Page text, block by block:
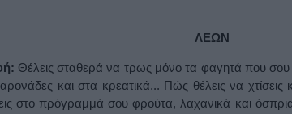
ΛΕΩΝ
Θέλεις σταθερά να τρως μόνο τα φαγητά που σου
και στα κρεατικά... Πώς θέλεις να
στο πρόγραμμά σου φρούτα, λαχανικά και